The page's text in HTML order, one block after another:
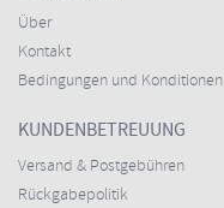
Über
Kontakt
Bedingungen und Konditionen
KUNDENBETREUUNG
Versand & Postgebühren
Rückgabepolitik